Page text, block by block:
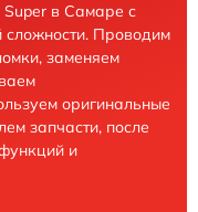
Super в Самаре с
сложности. Проводим
заменяем
оригинальные
запчасти, после
и